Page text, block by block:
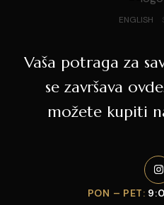
ENGLISH
Vaša potraga za
se završava
možete kupiti
PON – PET: